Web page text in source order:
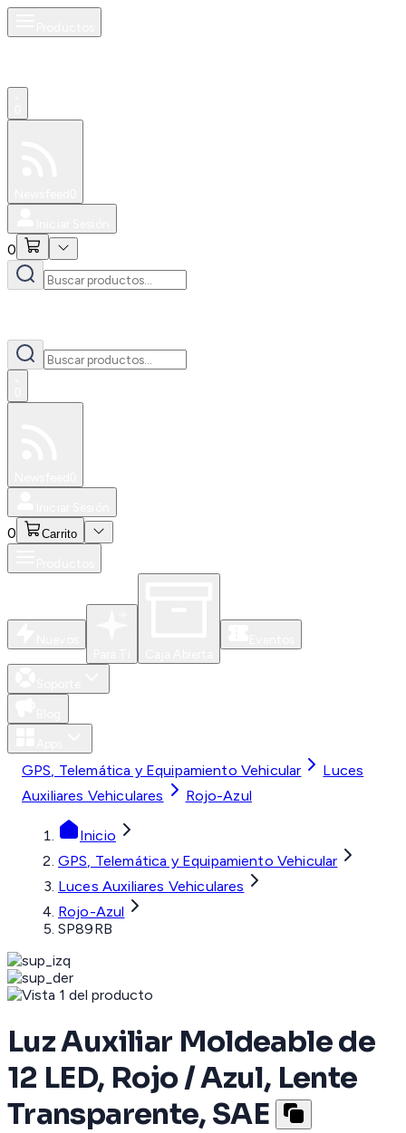
0
0 Carrito
GPS, Telemática y Equipamiento Vehicular
Luces
Auxiliares Vehiculares
Rojo-Azul
Inicio
GPS, Telemática y Equipamiento Vehicular
Luces Auxiliares Vehiculares
Rojo-Azul
SP89RB
Luz Auxiliar Moldeable de
12 LED, Rojo / Azul, Lente
Transparente, SAE